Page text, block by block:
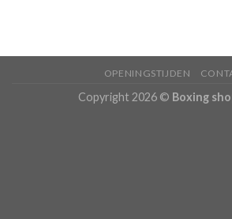
OPENINGSTIJDEN
Copyright 2026 © Boxing